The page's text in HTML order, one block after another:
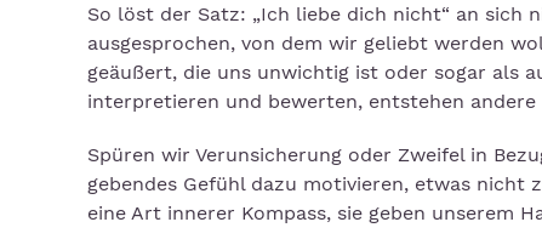
So löst der Satz: „Ich liebe dich nicht“ an sich
ausgesprochen, von dem wir geliebt werden
geäußert, die uns unwichtig ist oder sogar als
interpretieren und bewerten, entstehen andere
Spüren wir Verunsicherung oder Zweifel in
gebendes Gefühl dazu motivieren, etwas
eine Art innerer Kompass, sie geben unserem